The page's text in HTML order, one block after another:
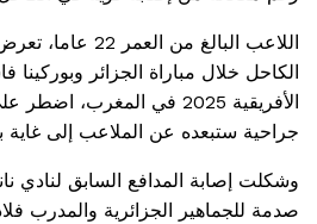
اللاعب البالغ من
الكاحل خلال مباراة الجزائر
الأفريقية 2025 في المغرب،
جراحية ستبعده عن الملاعب إلى غاية
وشكلت إصابة المدافع السابق لنادي
صدمة للجماهير الجزائرية والمدرب